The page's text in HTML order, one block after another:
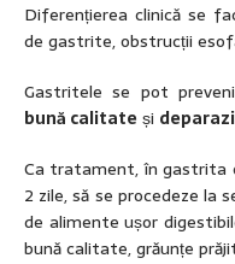
Diferențierea clinică se
de gastrite, obstrucții
Gastritele se pot
bună calitate și
Ca tratament, în gastrita
2 zile, să se procedeze la
de alimente ușor
bună calitate, grăunțe